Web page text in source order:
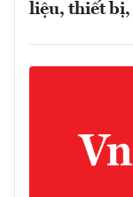
liệu, thiết bị,